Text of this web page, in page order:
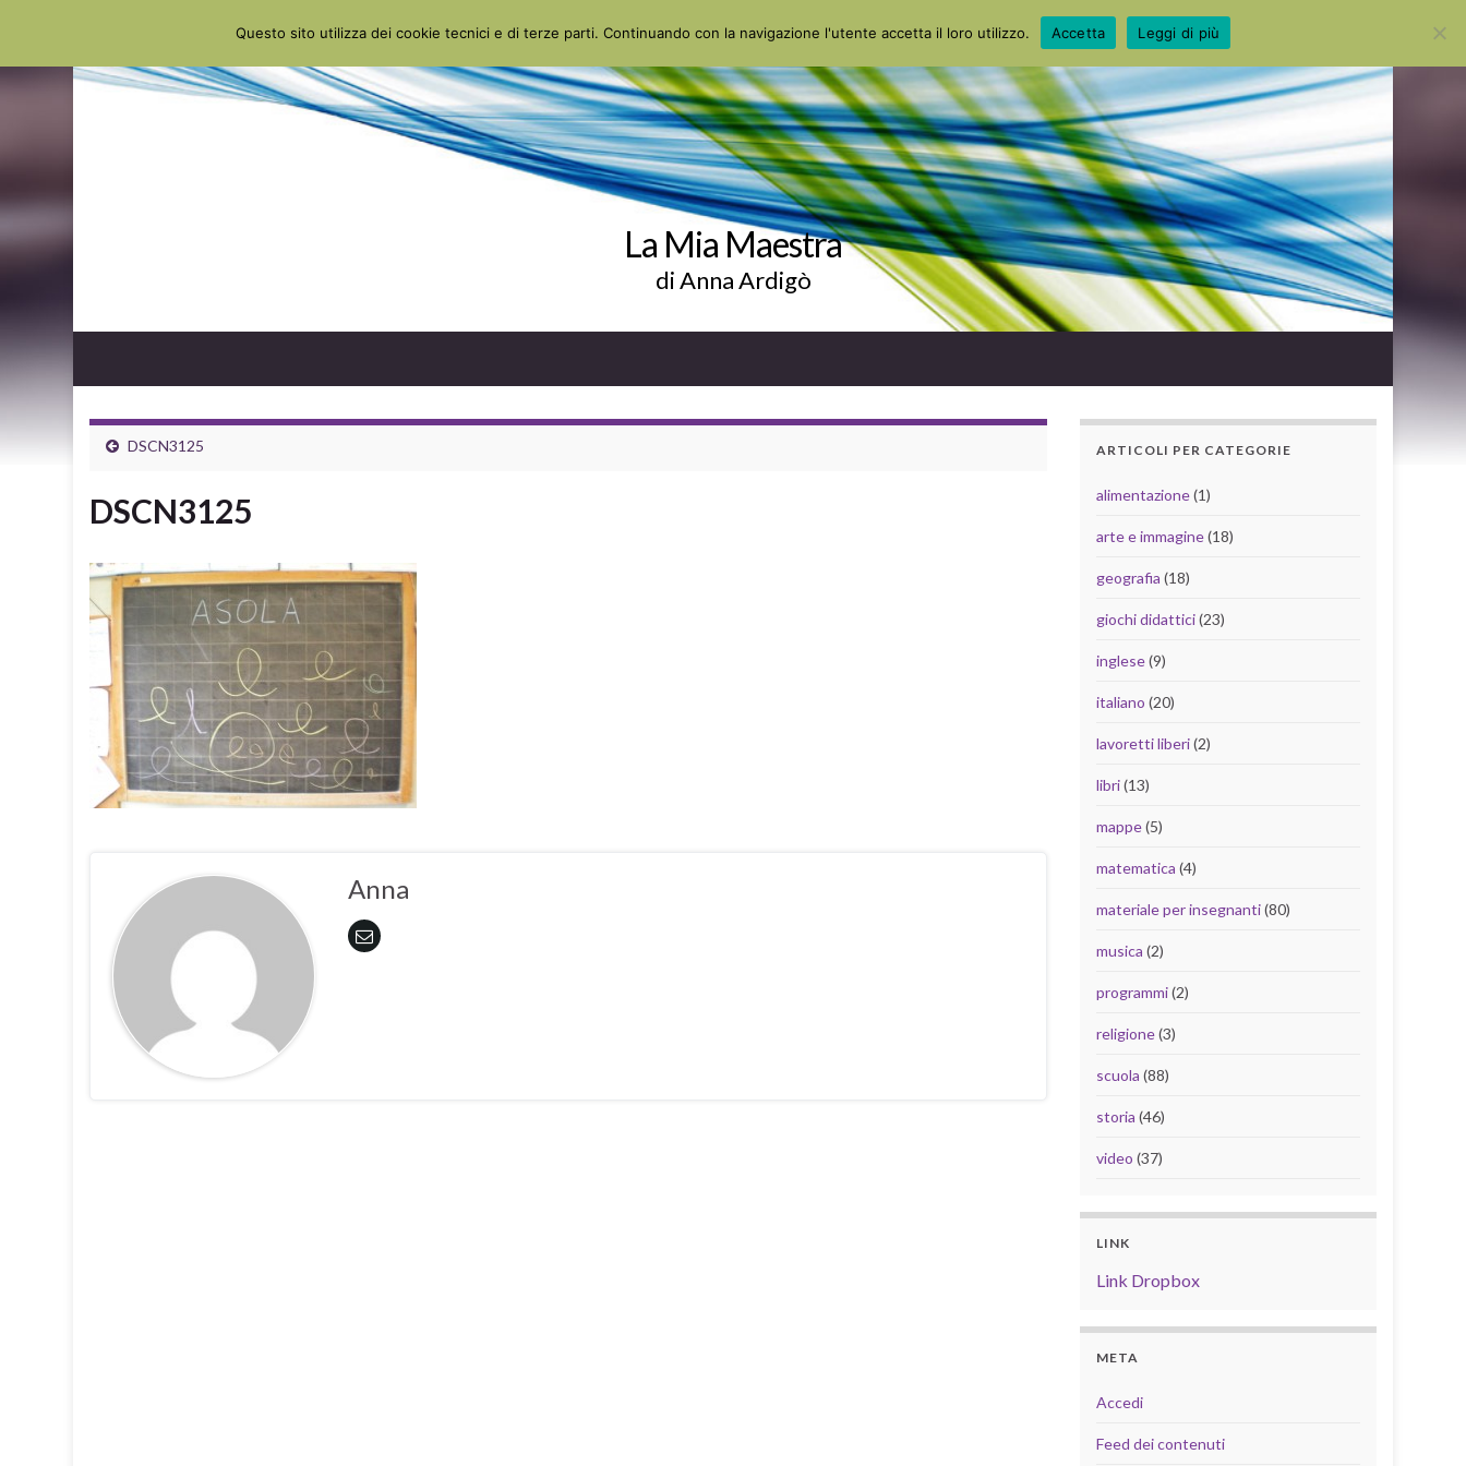
Search for:
La Mia Maestra
di Anna Ardigò
DSCN3125
DSCN3125
Anna
ARTICOLI PER CATEGORIE
alimentazione(1)
arte e immagine(18)
geografia (18)
giochi didattici(23)
inglese(9)
italiano (20)
lavoretti liberi(2)
libri(13)
mappe(5)
matematica (4)
materiale per insegnanti(80)
musica (2)
programmi(2)
religione(3)
scuola (88)
storia (46)
video (37)
LINK
Link Dropbox
META
Accedi
Feed dei contenuti
Questo sito utilizza dei cookie tecnici e di terze parti. Continuando con la navigazione l'utente accetta il loro utilizzo. Accetta Leggi di più